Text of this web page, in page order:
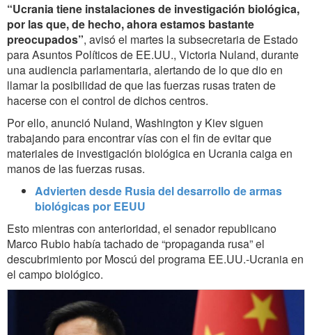
“Ucrania tiene instalaciones de investigación biológica,
por las que, de hecho, ahora estamos bastante
preocupados”, avisó el martes la subsecretaria de Estado
para Asuntos Políticos de EE.UU., Victoria Nuland, durante
una audiencia parlamentaria, alertando de lo que dio en
llamar la posibilidad de que las fuerzas rusas traten de
hacerse con el control de dichos centros.
Por ello, anunció Nuland, Washington y Kiev siguen
trabajando para encontrar vías con el fin de evitar que
materiales de investigación biológica en Ucrania caiga en
manos de las fuerzas rusas.
Advierten desde Rusia del desarrollo de armas
biológicas por EEUU
Esto mientras con anterioridad, el senador republicano
Marco Rubio había tachado de “propaganda rusa” el
descubrimiento por Moscú del programa EE.UU.-Ucrania en
el campo biológico.